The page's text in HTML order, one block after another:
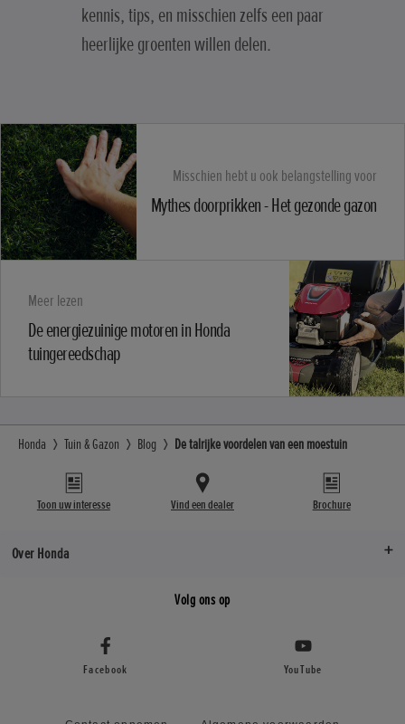
kennis, tips, en misschien zelfs een paar
heerlijke groenten willen delen.
Misschien hebt u ook belangstelling voor
Mythes doorprikken - Het gezonde gazon
Meer lezen
De energiezuinige motoren in Honda
tuingereedschap
Honda Tuin & Gazon Blog De talrijke voordelen van een moestuin
Toon uw interesse Vind een dealer Brochure
Over Honda
Volg ons op
Facebook YouTube